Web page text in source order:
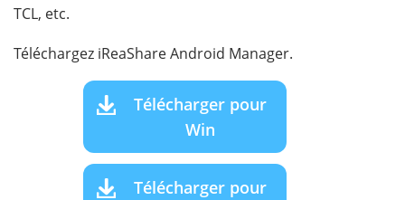
TCL, etc.
Téléchargez iReaShare Android Manager.
Télécharger pour
Win
Télécharger pour